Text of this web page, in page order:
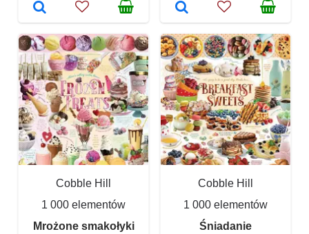
Cobble Hill
1 000 elementów
Mrożone smakołyki
Cobble Hill
1 000 elementów
Śniadanie